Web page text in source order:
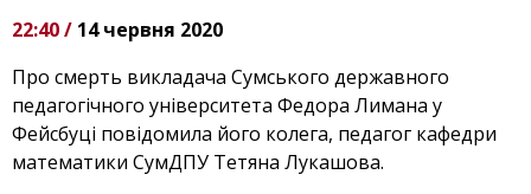
22:40 / 14 червня 2020
Про смерть викладача Сумського державного
педагогічного університета Федора Лимана у
Фейсбуці повідомила його колега, педагог кафедри
математики СумДПУ Тетяна Лукашова.